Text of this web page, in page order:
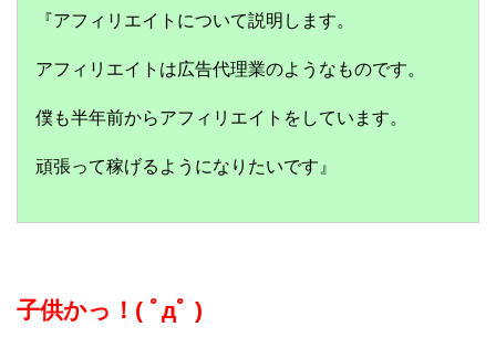
『アフィリエイトについて説明します。
アフィリエイトは広告代理業のようなものです。
僕も半年前からアフィリエイトをしています。
頑張って稼げるようになりたいです』
子供かっ！ ( ﾟдﾟ )